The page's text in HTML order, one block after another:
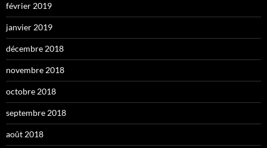
février 2019
janvier 2019
décembre 2018
novembre 2018
octobre 2018
septembre 2018
août 2018